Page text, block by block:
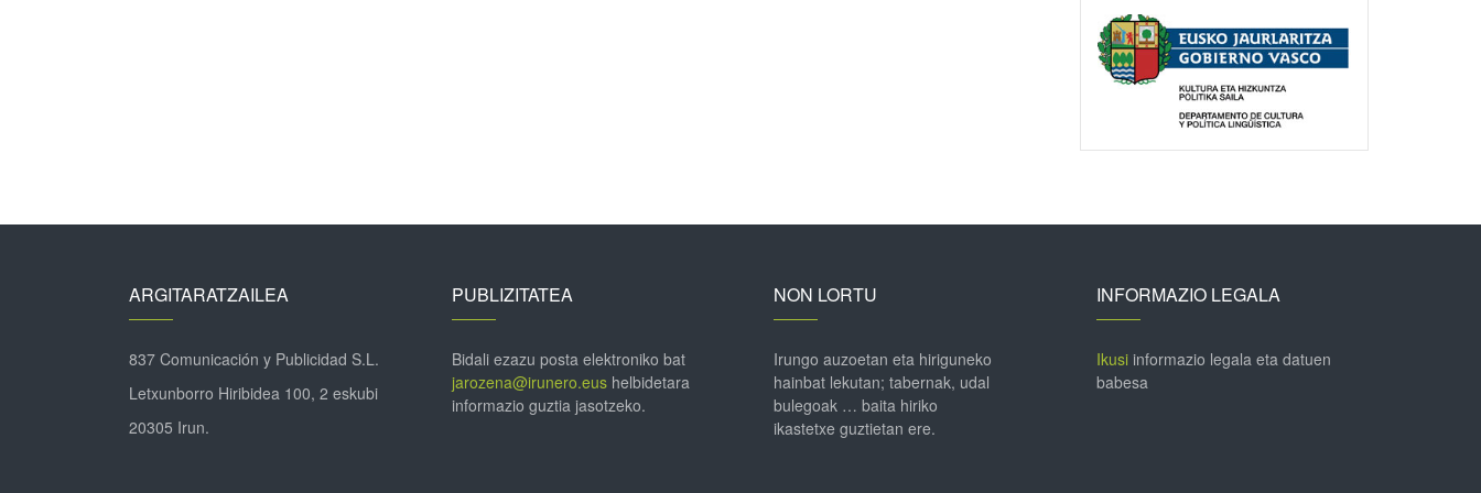
ARGITARATZAILEA
837 Comunicación y Publicidad S.L.
Letxunborro Hiribidea 100, 2 eskubi
20305 Irun.
PUBLIZITATEA
Bidali ezazu posta elektroniko bat
jarozena@irunero.eushelbidetara
informazio guztia jasotzeko.
NON LORTU
Irungo auzoetan eta hiriguneko
hainbat lekutan; tabernak, udal
bulegoak … baita hiriko
ikastetxe guztietan ere.
INFORMAZIO LEGALA
Ikusiinformazio legala eta datuen
babesa